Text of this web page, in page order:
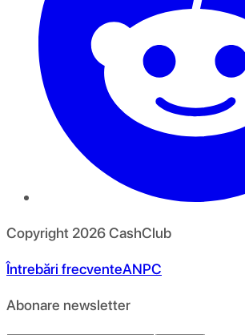
Copyright 2026CashClub
Întrebări frecventeANPC
Abonare newsletter